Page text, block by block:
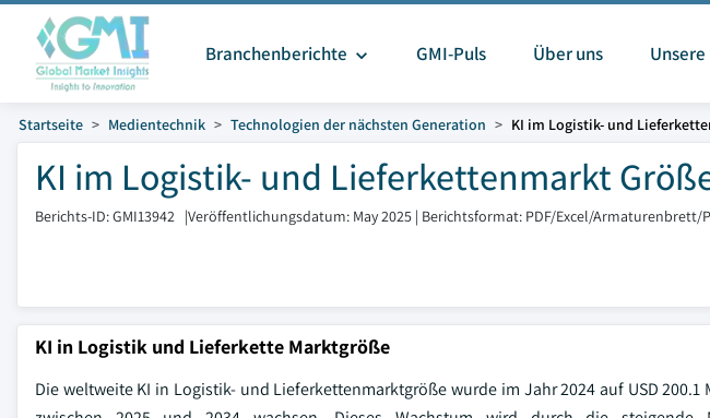
Branchenberichte GMI-Puls Über uns
Startseite Medientechnik Technologien der nächsten Generation KI im Logistik- und
KI im Logistik- und Lieferkettenmarkt
Berichts-ID: GMI13942 |Veröffentlichungsdatum: May 2025 | Berichtsformat: PDF/Excel/Armaturenbrett/
KI in Logistik und Lieferkette Marktgröße
Die weltweite KI in Logistik- und Lieferkettenmarktgröße wurde im Jahr 2024 auf USD 200.1